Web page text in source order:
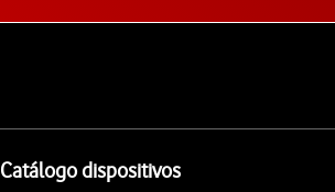
Catálogo dispositivos